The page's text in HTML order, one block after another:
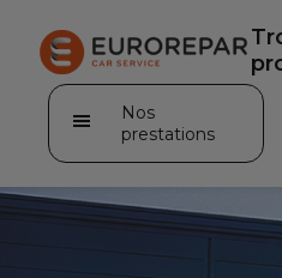
Nos
prestations
Faire un devis en ligne